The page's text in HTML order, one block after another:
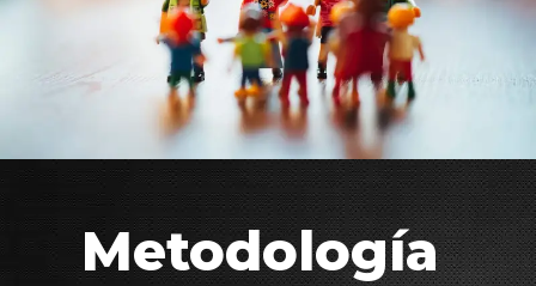
Metodología